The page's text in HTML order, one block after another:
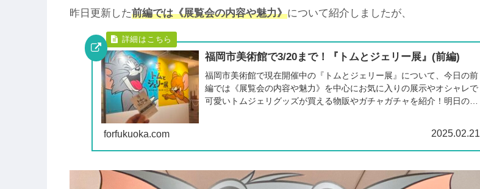
昨日更新した前編では《展覧会の内容や魅力》について紹介しましたが、
福岡市美術館で3/20まで！『トムとジェリー展』(前編)
福岡市美術館で現在開催中の『トムとジェリー展』について、今日の前
編では《展覧会の内容や魅力》を中心にお気に入りの展示やオシャレで
可愛いトムジェリグッズが買える物販やガチャガチャを紹介！明日の後
forfukuoka.com 2025.02.21